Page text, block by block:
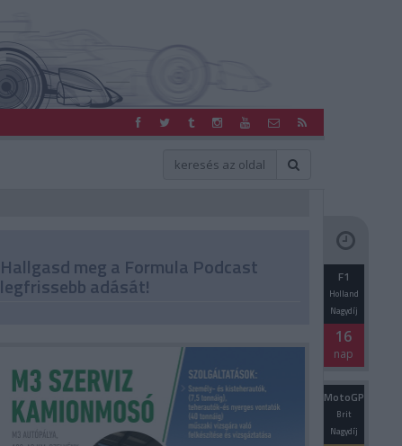
Hallgasd meg a Formula Podcast
legfrissebb adását! F1
Holland
Nagydíj
16
nap
MotoGP
Brit
Nagydíj